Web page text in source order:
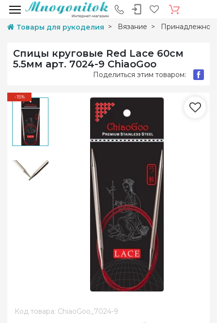
Товары для рукоделия Вязание
Спицы круговые Red Lace 60см
5.5мм арт. 7024-9 ChiaoGoo
Поделиться этим товаром:
-15%
Код товара: ChiaoGoo_7024-9